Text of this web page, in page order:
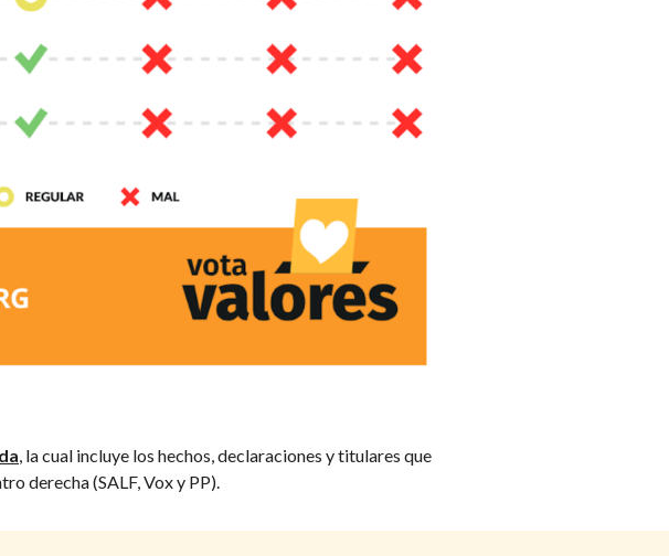
, la cual incluye los hechos, declaraciones y titulares que
derecha (SALF, Vox y PP).